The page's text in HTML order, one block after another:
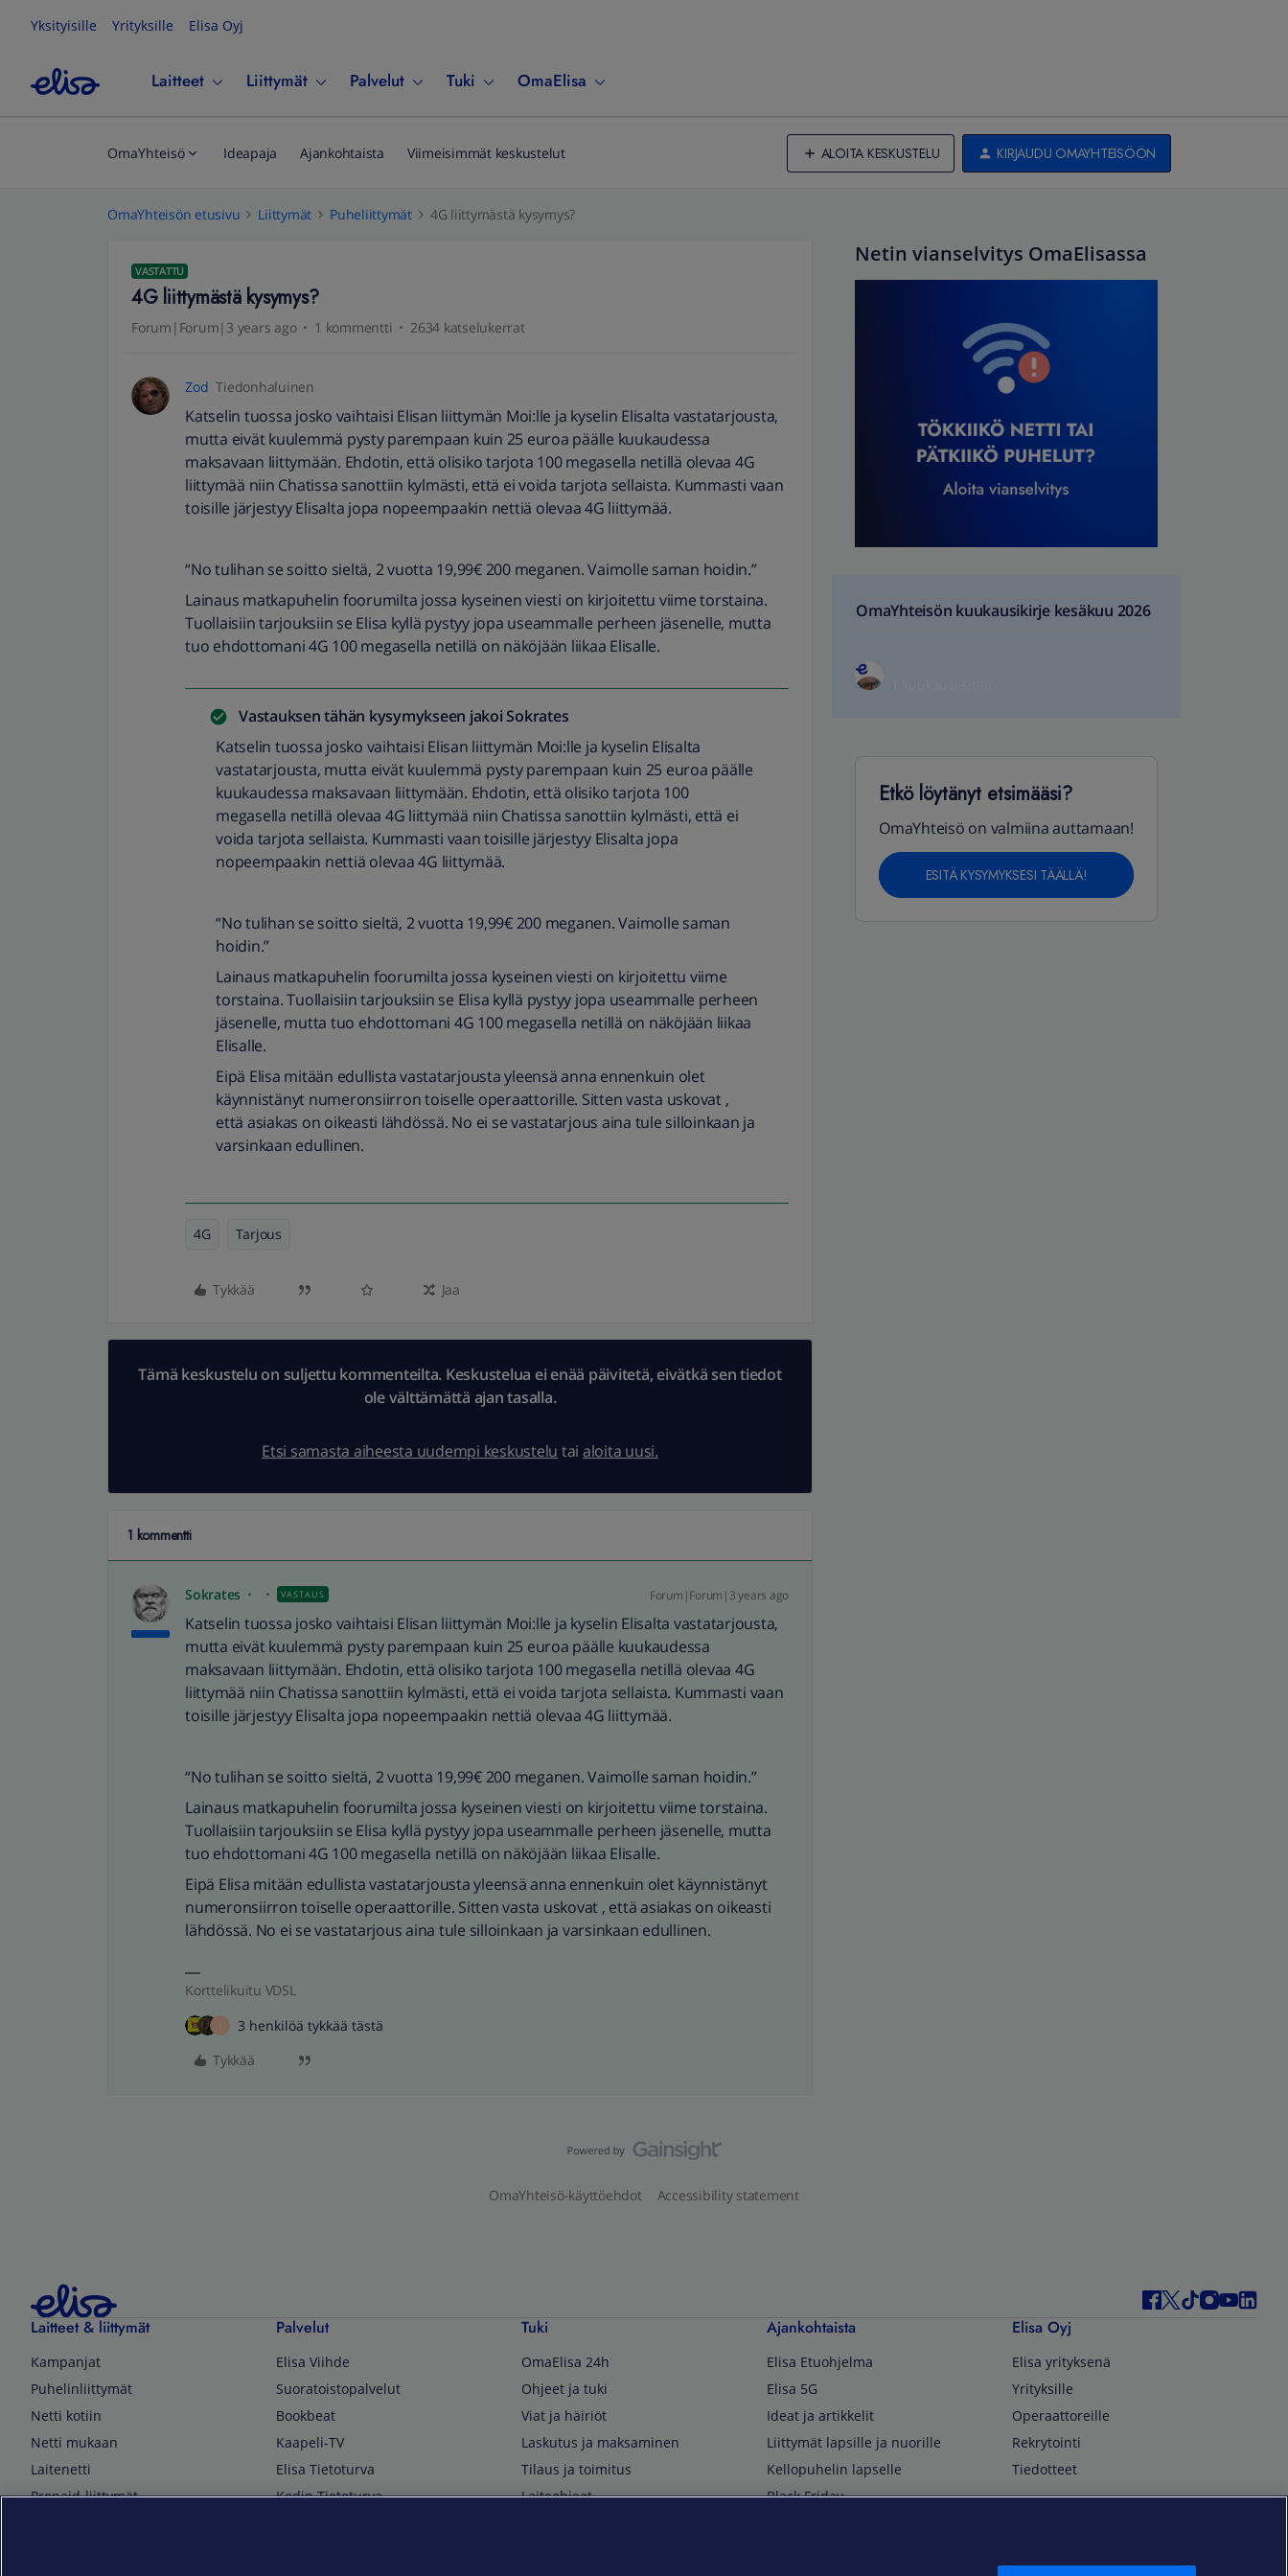
Yksityisille Yrityksille Elisa Oyj
Laitteet Liittymät Palvelut Tuki OmaElisa
OmaYhteisö Ideapaja Ajankohtaista Viimeisimmät keskustelut ALOITA KESKUSTELU KIRJAUDU OMAYHTEISÖÖN
OmaYhteisön etusivu Liittymät Puheliittymät 4G liittymästä kysymys?
VASTATTU
4G liittymästä kysymys?
Forum|Forum|3 years ago 1 kommentti 2634 katselukerrat
Zod Tiedonhaluinen
Katselin tuossa josko vaihtaisi Elisan liittymän Moi:lle ja kyselin Elisalta vastatarjousta,
mutta eivät kuulemmä pysty parempaan kuin 25 euroa päälle kuukaudessa
maksavaan liittymään. Ehdotin, että olisiko tarjota 100 megasella netillä olevaa 4G
liittymää niin Chatissa sanottiin kylmästi, että ei voida tarjota sellaista. Kummasti vaan
toisille järjestyy Elisalta jopa nopeempaakin nettiä olevaa 4G liittymää.
“No tulihan se soitto sieltä, 2 vuotta 19,99€ 200 meganen. Vaimolle saman hoidin.”
Lainaus matkapuhelin foorumilta jossa kyseinen viesti on kirjoitettu viime torstaina.
Tuollaisiin tarjouksiin se Elisa kyllä pystyy jopa useammalle perheen jäsenelle, mutta
tuo ehdottomani 4G 100 megasella netillä on näköjään liikaa Elisalle.
Vastauksen tähän kysymykseen jakoiSokrates
Katselin tuossa josko vaihtaisi Elisan liittymän Moi:lle ja kyselin Elisalta
vastatarjousta, mutta eivät kuulemmä pysty parempaan kuin 25 euroa päälle
kuukaudessa maksavaan liittymään. Ehdotin, että olisiko tarjota 100
megasella netillä olevaa 4G liittymää niin Chatissa sanottiin kylmästi, että ei
voida tarjota sellaista. Kummasti vaan toisille järjestyy Elisalta jopa
nopeempaakin nettiä olevaa 4G liittymää.
“No tulihan se soitto sieltä, 2 vuotta 19,99€ 200 meganen. Vaimolle saman
hoidin.”
Lainaus matkapuhelin foorumilta jossa kyseinen viesti on kirjoitettu viime
torstaina. Tuollaisiin tarjouksiin se Elisa kyllä pystyy jopa useammalle perheen
jäsenelle, mutta tuo ehdottomani 4G 100 megasella netillä on näköjään liikaa
Elisalle.
Eipä Elisa mitään edullista vastatarjousta yleensä anna ennenkuin olet
käynnistänyt numeronsiirron toiselle operaattorille. Sitten vasta uskovat ,
että asiakas on oikeasti lähdössä. No ei se vastatarjous aina tule silloinkaan ja
varsinkaan edullinen.
4G Tarjous
Tykkää Jaa
Tämä keskustelu on suljettu kommenteilta. Keskustelua ei enää päivitetä, eivätkä sen tiedot
ole välttämättä ajan tasalla.
Etsi samasta aiheesta uudempi keskustelu tai aloita uusi.
1 kommentti
Sokrates VASTAUS Forum|Forum|3 years ago
Katselin tuossa josko vaihtaisi Elisan liittymän Moi:lle ja kyselin Elisalta vastatarjousta,
mutta eivät kuulemmä pysty parempaan kuin 25 euroa päälle kuukaudessa
maksavaan liittymään. Ehdotin, että olisiko tarjota 100 megasella netillä olevaa 4G
liittymää niin Chatissa sanottiin kylmästi, että ei voida tarjota sellaista. Kummasti vaan
toisille järjestyy Elisalta jopa nopeempaakin nettiä olevaa 4G liittymää.
“No tulihan se soitto sieltä, 2 vuotta 19,99€ 200 meganen. Vaimolle saman hoidin.”
Lainaus matkapuhelin foorumilta jossa kyseinen viesti on kirjoitettu viime torstaina.
Tuollaisiin tarjouksiin se Elisa kyllä pystyy jopa useammalle perheen jäsenelle, mutta
tuo ehdottomani 4G 100 megasella netillä on näköjään liikaa Elisalle.
Eipä Elisa mitään edullista vastatarjousta yleensä anna ennenkuin olet käynnistänyt
numeronsiirron toiselle operaattorille. Sitten vasta uskovat , että asiakas on oikeasti
lähdössä. No ei se vastatarjous aina tule silloinkaan ja varsinkaan edullinen.
Korttelikuitu VDSL
3 henkilöä tykkää tästä
Tykkää
Netin vianselvitys OmaElisassa
OmaYhteisön kuukausikirje kesäkuu 2026
Etkö löytänyt etsimääsi?
OmaYhteisö on valmiina auttamaan!
ESITÄ KYSYMYKSESI TÄÄLLÄ!
OmaYhteisö-käyttöehdot Accessibility statement
Laitteet & liittymät
Kampanjat
Puhelinliittymät
Netti kotiin
Netti mukaan
Laitenetti
Prepaid-liittymät
Palvelut
Elisa Viihde
Suoratoistopalvelut
Bookbeat
Kaapeli-TV
Elisa Tietoturva
Kodin Tietoturva
Tuki
OmaElisa 24h
Ohjeet ja tuki
Viat ja häiriöt
Laskutus ja maksaminen
Tilaus ja toimitus
Laiteohjeet
Ajankohtaista
Elisa Etuohjelma
Elisa 5G
Ideat ja artikkelit
Liittymät lapsille ja nuorille
Kellopuhelin lapselle
Black Friday
Elisa Oyj
Elisa yrityksenä
Yrityksille
Operaattoreille
Rekrytointi
Tiedotteet